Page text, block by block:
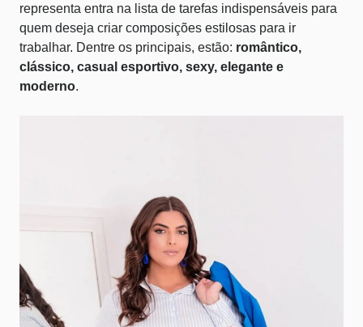
representa entra na lista de tarefas indispensáveis para
quem deseja criar composições estilosas para ir
trabalhar. Dentre os principais, estão: romântico,
clássico, casual esportivo, sexy, elegante e
moderno.